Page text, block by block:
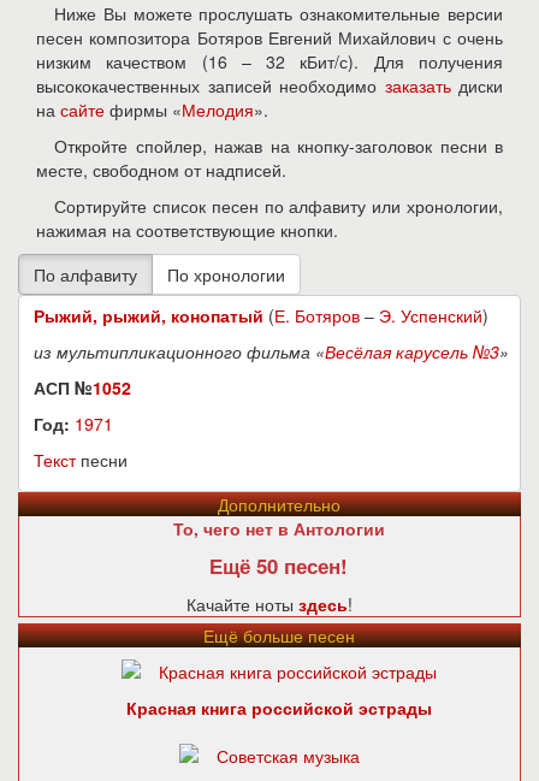
Ниже Вы можете прослушать ознакомительные версии
песен композитора Ботяров Евгений Михайлович с очень
низким качеством (16 – 32 кБит/с). Для получения
высококачественных записей необходимо заказатьдиски
на сайте фирмы «Мелодия».
Откройте спойлер, нажав на кнопку-заголовок песни в
месте, свободном от надписей.
Сортируйте список песен по алфавиту или хронологии,
нажимая на соответствующие кнопки.
Рыжий, рыжий, конопатый (Е. Ботяров – Э. Успенский)
из мультипликационного фильма «Весёлая карусель №3»
АСП №1052
Год: 1971
Текстпесни
Дополнительно
То, чего нет в Антологии
Ещё 50 песен!
Качайте ноты здесь!
Ещё больше песен
Красная книга российской эстрады